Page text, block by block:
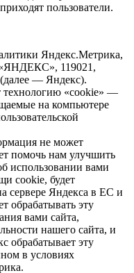
пользователи.
Яндекс.Метрика,
119021,
— Яндекс).
технологию «cookie» —
на компьютере
не может
помочь нам улучшить
использовании вами
cookie, будет
сервере Яндекса в ЕС и
обрабатывать эту
вами сайта,
нашего сайта, и
обрабатывает эту
в условиях